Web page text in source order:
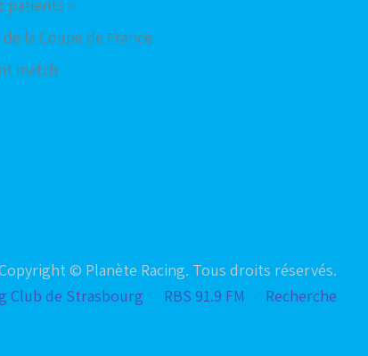
patients »
la Coupe de France
match
© Planète Racing. Tous droits réservés.
Club de Strasbourg RBS 91.9 FM Recherche